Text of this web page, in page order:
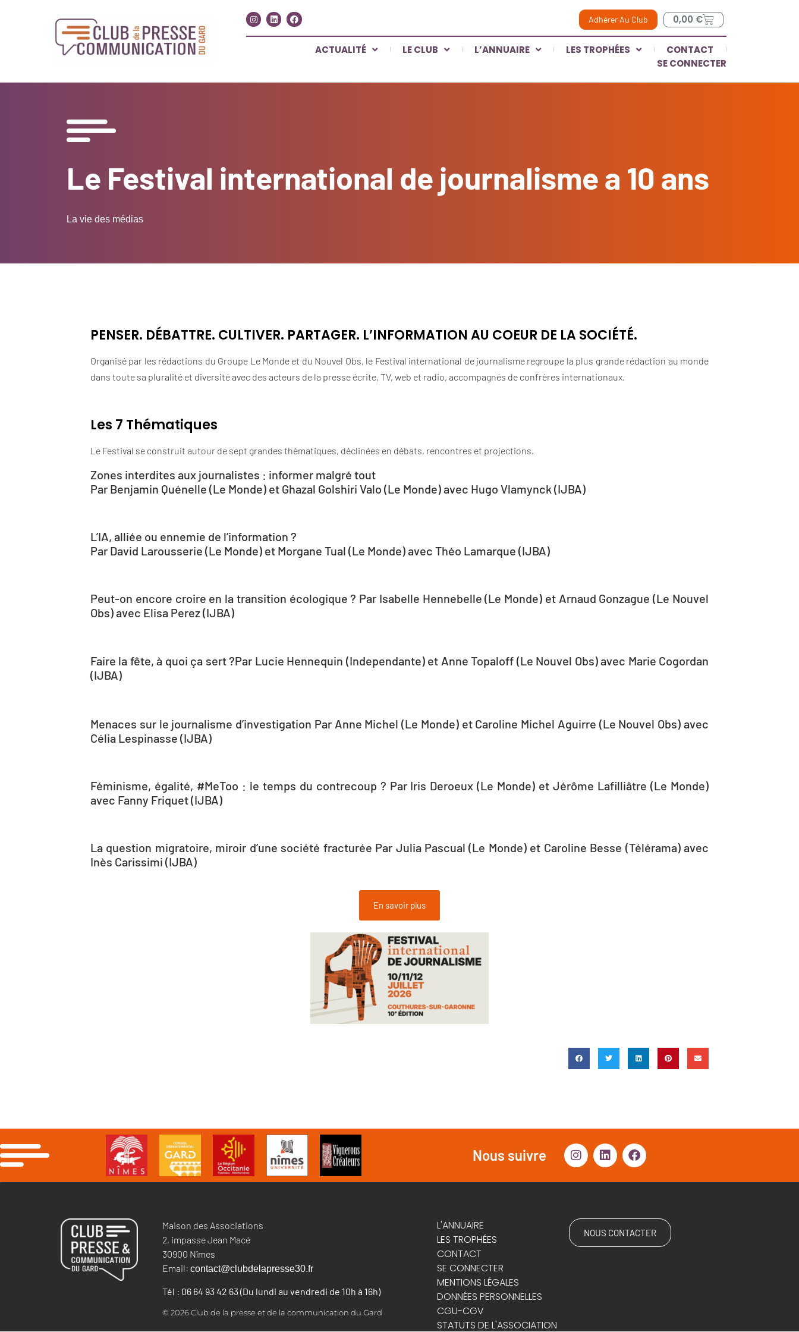
Adhérer Au Club 0,00 €
ACTUALITÉ LE CLUB L’ANNUAIRE LES TROPHÉES
CONTACT
SE CONNECTER
Le Festival international de journalisme a 10 ans
La vie des médias
PENSER. DÉBATTRE. CULTIVER. PARTAGER. L’INFORMATION AU COEUR DE LA SOCIÉTÉ.
Organisé par les rédactions du Groupe Le Monde et du Nouvel Obs, le Festival international de journalisme regroupe la plus grande rédaction au monde
dans toute sa pluralité et diversité avec des acteurs de la presse écrite, TV, web et radio, accompagnés de confrères internationaux.
Les 7 Thématiques
Le Festival se construit autour de sept grandes thématiques, déclinées en débats, rencontres et projections.
Zones interdites aux journalistes : informer malgré tout
Par Benjamin Quénelle (Le Monde) et Ghazal Golshiri Valo (Le Monde) avec Hugo Vlamynck (IJBA)
L’IA, alliée ou ennemie de l’information ?
Par David Larousserie (Le Monde) et Morgane Tual (Le Monde) avec Théo Lamarque (IJBA)
Peut-on encore croire en la transition écologique ? Par Isabelle Hennebelle (Le Monde) et Arnaud Gonzague (Le Nouvel
Obs) avec Elisa Perez (IJBA)
Faire la fête, à quoi ça sert ?Par Lucie Hennequin (Independante) et Anne Topaloff (Le Nouvel Obs) avec Marie Cogordan
(IJBA)
Menaces sur le journalisme dʼinvestigation Par Anne Michel (Le Monde) et Caroline Michel Aguirre (Le Nouvel Obs) avec
Célia Lespinasse (IJBA)
Féminisme, égalité, #MeToo : le temps du contrecoup ? Par Iris Deroeux (Le Monde) et Jérôme Lafilliâtre (Le Monde)
avec Fanny Friquet (IJBA)
La question migratoire, miroir dʼune société fracturée Par Julia Pascual (Le Monde) et Caroline Besse (Télérama) avec
Inès Carissimi (IJBA)
En savoir plus
Nous suivre
Maison des Associations
2, impasse Jean Macé
30900 Nîmes
Email: contact@clubdelapresse30.fr
Tél : 06 64 93 42 63 (Du lundi au vendredi de 10h à 16h)
© 2026 Club de la presse et de la communication du Gard
L'ANNUAIRE
LES TROPHÉES
CONTACT
SE CONNECTER
MENTIONS LÉGALES
DONNÉES PERSONNELLES
CGU-CGV
STATUTS DE L'ASSOCIATION
NOUS CONTACTER